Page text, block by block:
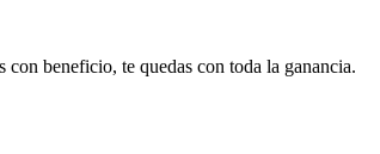
beneficio, te quedas con toda la ganancia.